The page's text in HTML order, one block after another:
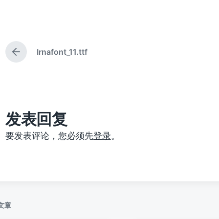
上
篇
Irnafont_11.ttf
发表回复
要发表评论，您必须先登录。
章